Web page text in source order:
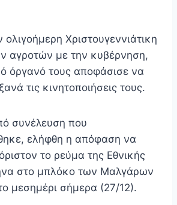
Χριστουγεννιάτικη
αγροτών με την κυβέρνηση,
όργανό τους αποφάσισε να
τις κινητοποιήσεις τους.
συνέλευση που
ελήφθη η απόφαση να
το ρεύμα της Εθνικής
στο μπλόκο των Μαλγάρων
μεσημέρι σήμερα (27/12).